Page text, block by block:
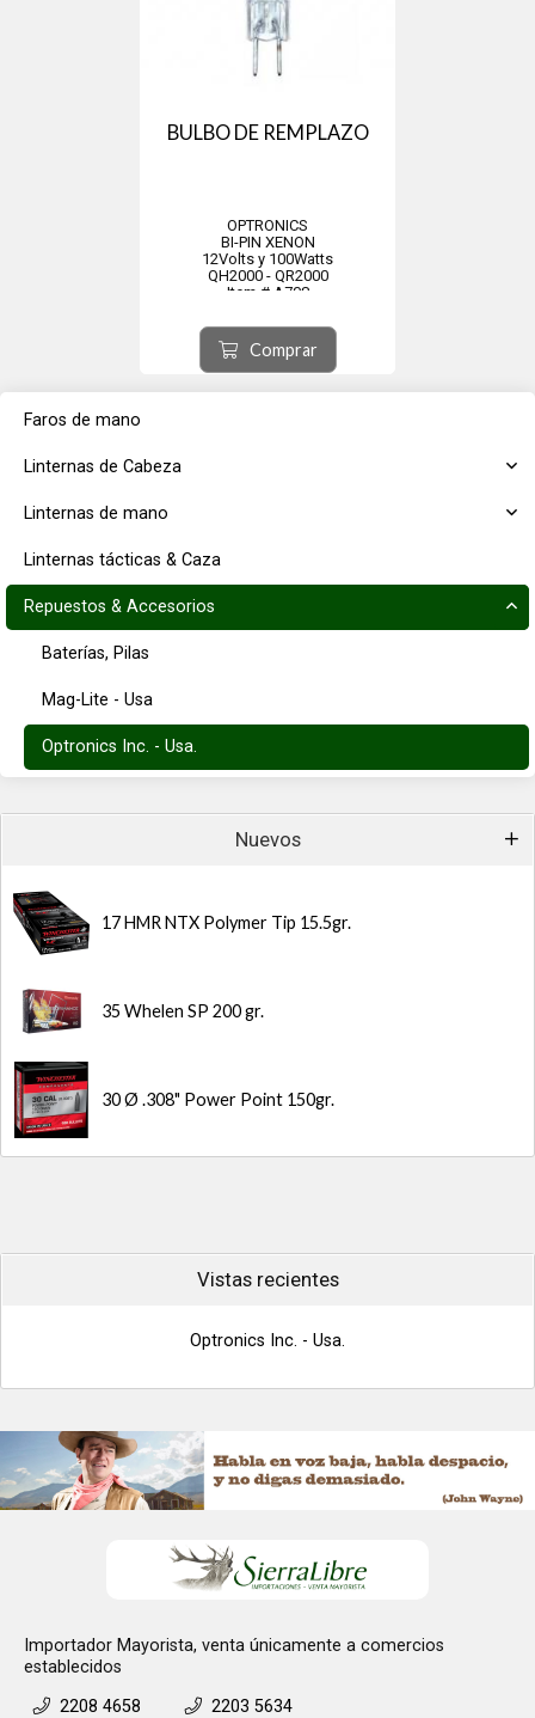
Faros de mano
Linternas de Cabeza
Linternas de mano
Linternas tácticas & Caza
Repuestos & Accesorios
Baterías, Pilas
Mag-Lite - Usa
Optronics Inc. - Usa.
Nuevos
17 HMR NTX Polymer Tip 15.5gr.
35 Whelen SP 200 gr.
30 Ø .308" Power Point 150gr.
BULBO DE REMPLAZO
OPTRONICS
BI-PIN XENON
12Volts y 100Watts
QH2000 - QR2000
Item # A708
Comprar
Vistas recientes
Optronics Inc. - Usa.
Importador Mayorista, venta únicamente a comercios
establecidos
2208 4658
2203 5634